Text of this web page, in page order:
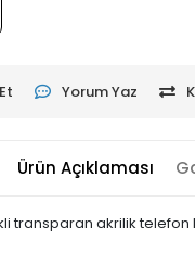
Yorum Yaz
Ürün Açıklaması
akrilik telefon